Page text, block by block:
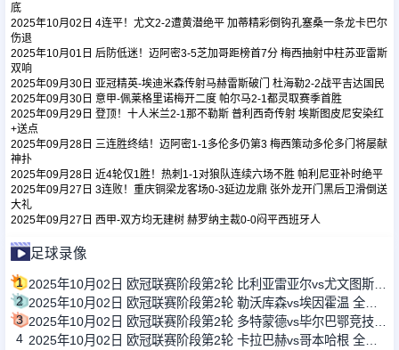
底
2025年10月02日 4连平！尤文2-2遭黄潜绝平 加蒂精彩倒钩孔塞桑一条龙卡巴尔
伤退
2025年10月01日 后防低迷！迈阿密3-5芝加哥距榜首7分 梅西抽射中柱苏亚雷斯
双响
2025年09月30日 亚冠精英-埃迪米森传射马赫雷斯破门 杜海勒2-2战平吉达国民
2025年09月30日 意甲-佩莱格里诺梅开二度 帕尔马2-1都灵取赛季首胜
2025年09月29日 登顶！十人米兰2-1那不勒斯 普利西奇传射 埃斯图皮尼安染红
+送点
2025年09月28日 三连胜终结！迈阿密1-1多伦多仍第3 梅西策动多伦多门将屡献
神扑
2025年09月28日 近4轮仅1胜！热刺1-1对狼队连续六场不胜 帕利尼亚补时绝平
2025年09月27日 3连败！重庆铜梁龙客场0-3延边龙鼎 张外龙开门黑后卫滑倒送
大礼
2025年09月27日 西甲-双方均无建树 赫罗纳主裁0-0闷平西班牙人
足球录像
1
2
3
4